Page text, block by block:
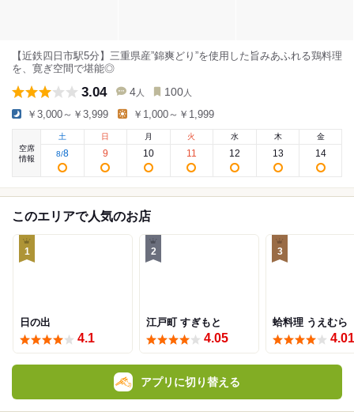
【近鉄四日市駅5分】三重県産”錦爽どり”を使用した旨みあふれる鶏料理
を、寛ぎ空間で堪能◎
3.04 4 人 100 人
￥3,000～￥3,999 ￥1,000～￥1,999
空席
情報
土
8/8
日
9
月
10
火
11
水
12
木
13
金
14
このエリアで人気のお店
1
日の出
4.1
2
江戸町 すぎもと
4.05
3
蛤料理 うえむら
4.01
アプリに切り替える